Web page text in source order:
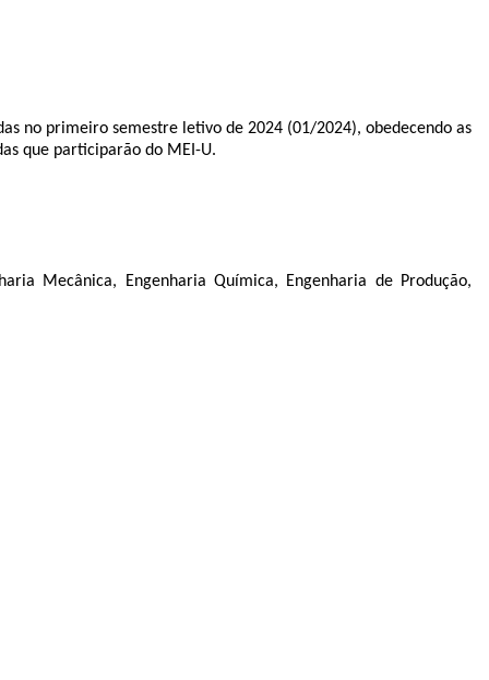
no primeiro semestre letivo de 2024 (01/2024), obedecendo as
que participarão do MEI-U.
Mecânica, Engenharia Química, Engenharia de Produção,